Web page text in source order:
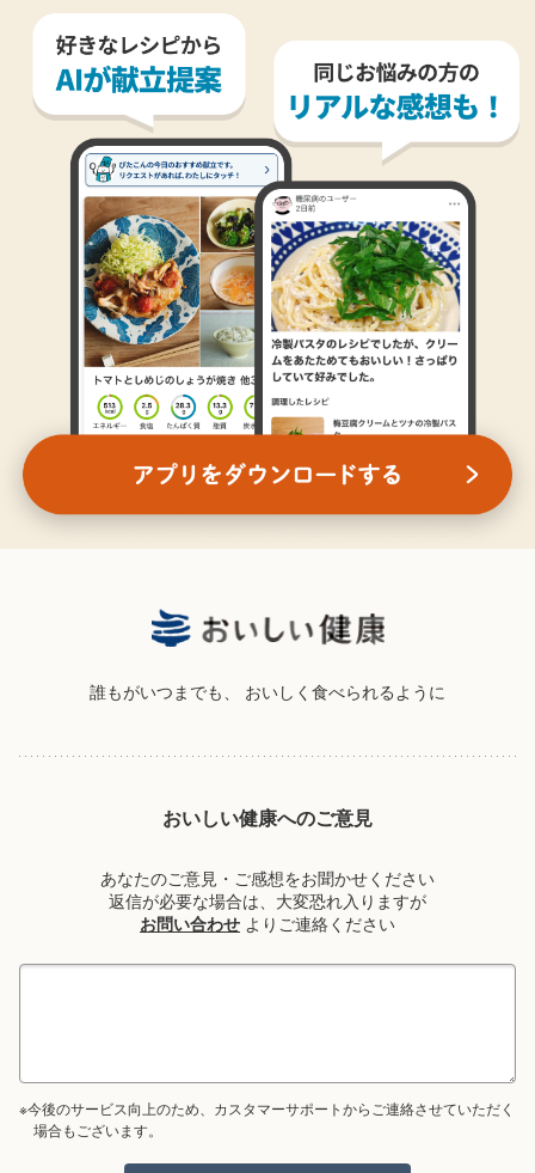
誰もがいつまでも、 おいしく食べられるように
おいしい健康へのご意見
あなたのご意見・ご感想をお聞かせください
返信が必要な場合は、大変恐れ入りますが
お問い合わせ よりご連絡ください
※今後のサービス向上のため、カスタマーサポートからご連絡させていただく
場合もございます。